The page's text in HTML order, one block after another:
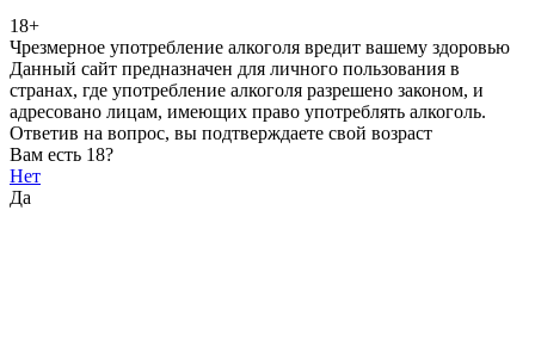
18+
Чрезмерное употребление алкоголя вредит вашему здоровью
Данный сайт предназначен для личного пользования в
странах, где употребление алкоголя разрешено законом, и
адресовано лицам, имеющих право употреблять алкоголь.
Ответив на вопрос, вы подтверждаете свой возраст
Вам есть 18?
Нет
Да